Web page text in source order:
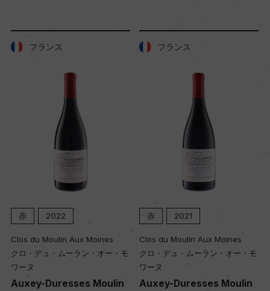
モ
フランス
2021
Clos du Moulin Aux Moines
クロ・デュ・ムーラン・オー・モ
ワーヌ
Auxey-Duresses Moulin
フランス
2020
Clos du Moulin Aux Moines
クロ・デュ・ムーラン・オー・
ワーヌ
Auxey-Duresses Moulin